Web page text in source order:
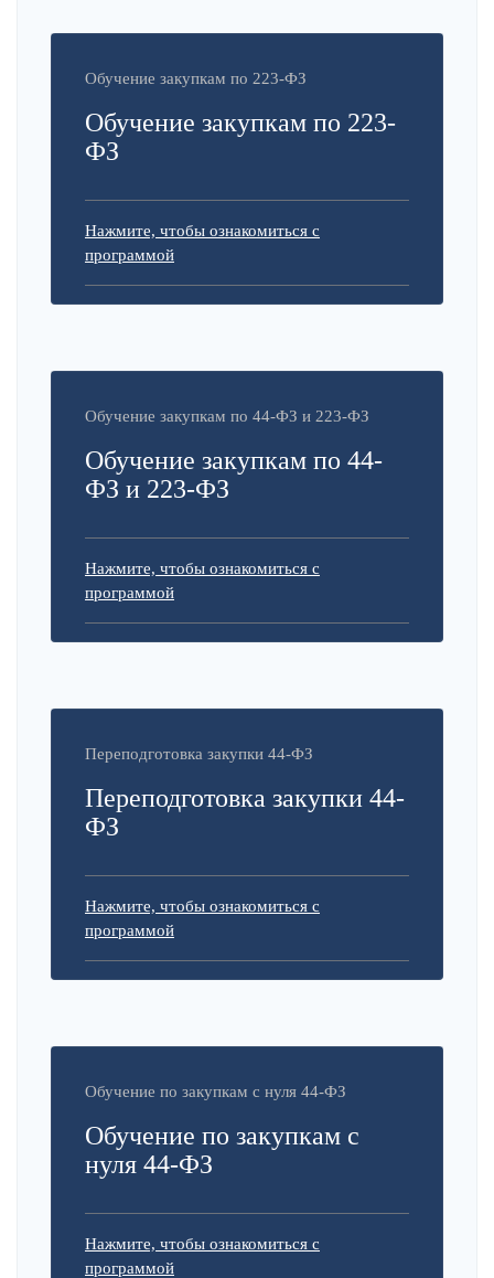
Обучение закупкам по 223-ФЗ
Обучение закупкам по 223-
ФЗ
Нажмите, чтобы ознакомиться с
программой
Обучение закупкам по 44-ФЗ и 223-ФЗ
Обучение закупкам по 44-
ФЗ и 223-ФЗ
Нажмите, чтобы ознакомиться с
программой
Переподготовка закупки 44-ФЗ
Переподготовка закупки 44-
ФЗ
Нажмите, чтобы ознакомиться с
программой
Обучение по закупкам с нуля 44-ФЗ
Обучение по закупкам с
нуля 44-ФЗ
Нажмите, чтобы ознакомиться с
программой